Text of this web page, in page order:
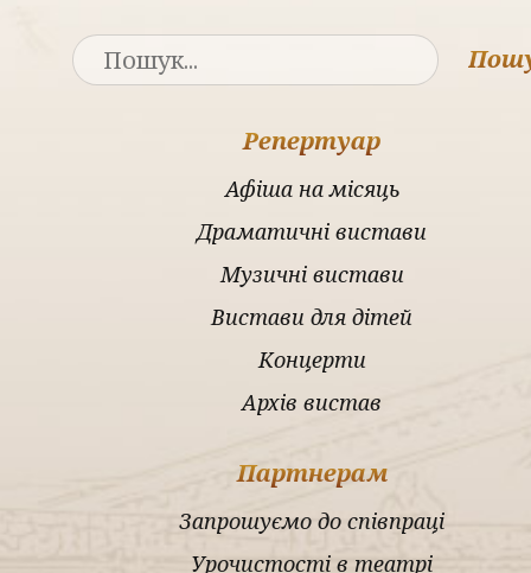
Репертуар
Афіша на місяць
Драматичні вистави
Музичні вистави
Вистави для дітей
Концерти
Архів вистав
Партнерам
Запрошуємо до співпраці
Урочистості в театрі